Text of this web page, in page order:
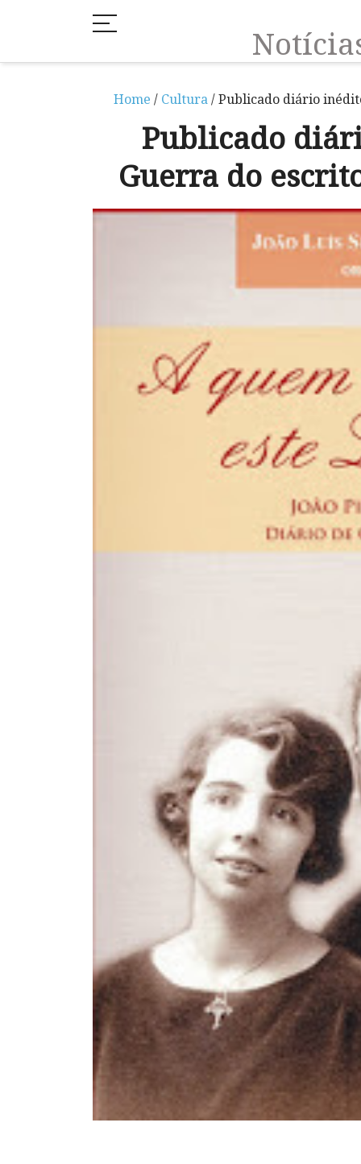
Home / Cultura/ Publicado diário
Publicado
Guerra do